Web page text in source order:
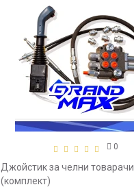
0
Джойстик за челни товарачи
(комплект)